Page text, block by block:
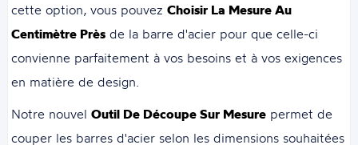
cette option, vous pouvezChoisir La Mesure Au
Centimètre Près de la barre d'acier pour que celle-ci
convienne parfaitement à vos besoins et à vos exigences
en matière de design.
Notre nouvelOutil De Découpe Sur Mesure permet de
couper les barres d'acier selon les dimensions souhaitées